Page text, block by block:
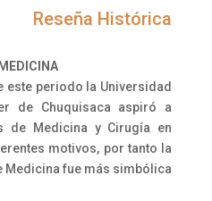
Reseña Histórica
este periodo la Universidad
de Chuquisaca aspiró a
de Medicina y Cirugía en
motivos, por tanto la
Medicina fue más simbólica